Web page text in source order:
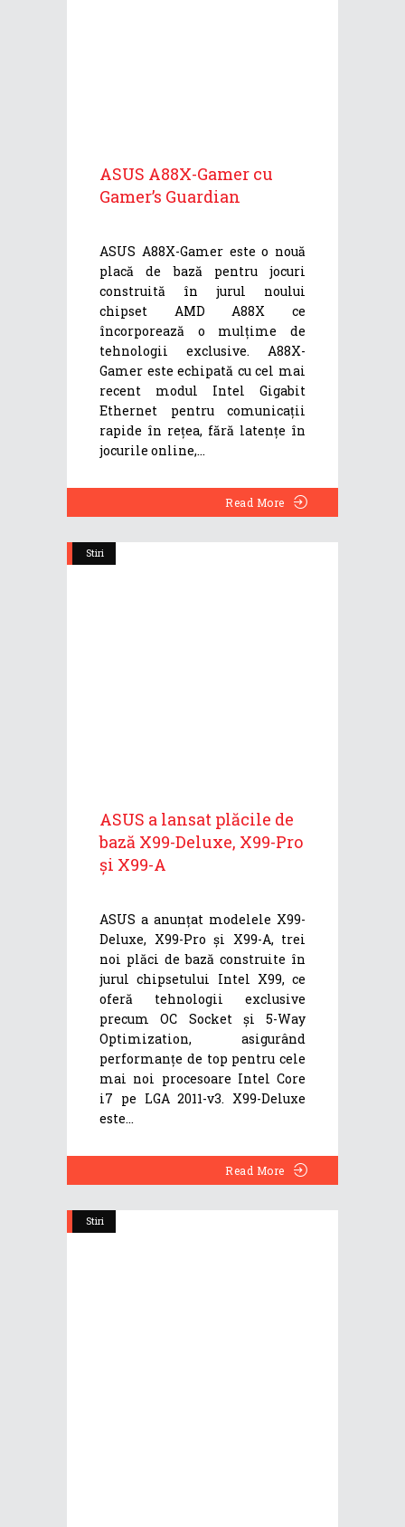
ASUS A88X-Gamer cu
Gamer’s Guardian
ASUS A88X-Gamer este o nouă
placă de bază pentru jocuri
construită în jurul noului
chipset AMD A88X ce
încorporează o mulțime de
tehnologii exclusive. A88X-
Gamer este echipată cu cel mai
recent modul Intel Gigabit
Ethernet pentru comunicații
rapide în rețea, fără latențe în
jocurile online,
Read More
Stiri
ASUS a lansat plăcile de
bază X99-Deluxe, X99-Pro
și X99-A
ASUS a anunțat modelele X99-
Deluxe, X99-Pro și X99-A, trei
noi plăci de bază construite în
jurul chipsetului Intel X99, ce
oferă tehnologii exclusive
precum OC Socket și 5-Way
Optimization, asigurând
performanțe de top pentru cele
mai noi procesoare Intel Core
i7 pe LGA 2011-v3. X99-Deluxe
este
Read More
Stiri